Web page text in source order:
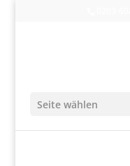
Seite wählen